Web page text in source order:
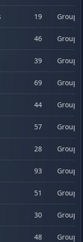
19 Group
46 Group
39 Group
69 Group
44 Group
57 Group
28 Group
93 Group
51 Group
30 Group
48 Group